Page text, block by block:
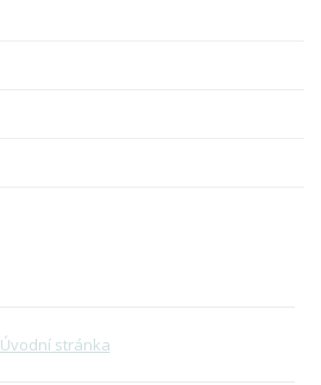
Úvodní stránka